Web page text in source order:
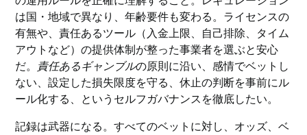
は国・地域で異なり、年齢要件も変わる。ライセンスの
有無や、責任あるツール（入金上限、自己排除、タイム
アウトなど）の提供体制が整った事業者を選ぶと安心
だ。 責任あるギャンブルの原則に沿い、感情でベットし
ない、設定した損失限度を守る、休止の判断を事前にル
ール化する、というセルフガバナンスを徹底したい。
記録は武器になる。すべてのベットに対し、オッズ、ベ